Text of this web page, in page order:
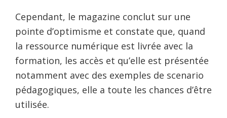
Cependant, le magazine conclut sur une
pointe d’optimisme et constate que, quand
la ressource numérique est livrée avec la
formation, les accès et qu’elle est présentée
notamment avec des exemples de scenario
pédagogiques, elle a toute les chances d’être
utilisée.